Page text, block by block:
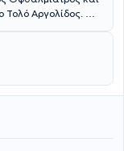
Αργολίδος. Ο
πολυετή
του
Τέλος ,ο γιατρός
και